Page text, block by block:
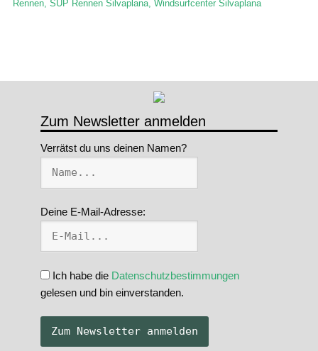
Zum Newsletter anmelden
Verrätst du uns deinen Namen?
Deine E-Mail-Adresse:
Ich habe die Datenschutzbestimmungen
gelesen und bin einverstanden.
Rennen, SUP Rennen Silvaplana, Windsurfcenter Silvaplana